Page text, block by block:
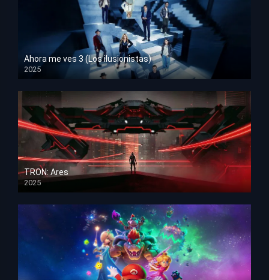
Ahora me ves 3 (Los ilusionistas)
2025
HD 1080p
TRON: Ares
2025
HD 1080p